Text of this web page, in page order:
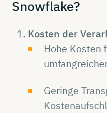
Snowflake?
Kosten der
Hohe Kosten
Geringe